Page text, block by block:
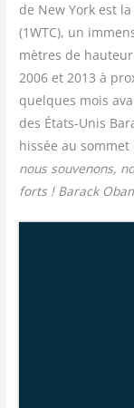
de New York est
(1WTC), un
mètres de
2006 et 2013 à
quelques mois
des États-Unis
his­sée au
nous sou­ve­nons,
forts ! Barack